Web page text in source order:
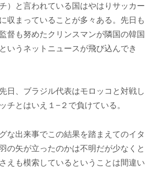
）と言われている国はやはりサッカー
収まっていることが多々ある。先日も
督も努めたクリンスマンが隣国の韓国
いうネットニュースが飛び込んでき
日、ブラジル代表はモロッコと対戦し
チとはいえ１−２で負けている。
な出来事でこの結果を踏まえてのイタ
の矢が立ったのかは不明だが少なくと
えも模索しているということは間違い